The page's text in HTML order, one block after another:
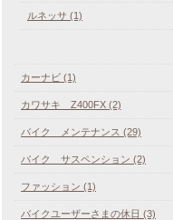
ルネッサ (1)
カーナビ (1)
カワサキ Z400FX (2)
バイク メンテナンス (29)
バイク サスペンション (2)
ファッション (1)
バイクユーザーさまの休日 (3)